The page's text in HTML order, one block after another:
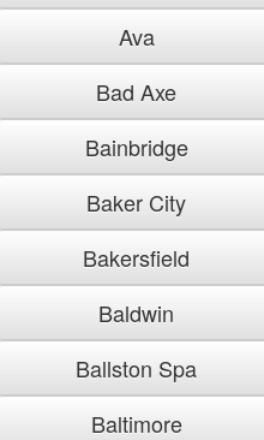
Ava
Bad Axe
Bainbridge
Baker City
Bakersfield
Baldwin
Ballston Spa
Baltimore